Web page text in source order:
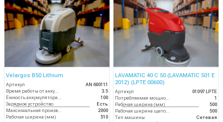
Velargos B50 Lithium
Артикул
AN 600111
Время работы от аккумуляторов (ч)
3.5
100
Зарядное устройство
Есть
2000
Рабочая ширина (мм)
510
LAVAMATIC 40 C 50 (LAVAMATIC 501 E
2012) (LPTE 00600)
Артикул
01097 LPTE
1
Рабочая ширина (мм)
500
500
Тип машины
Сетевая